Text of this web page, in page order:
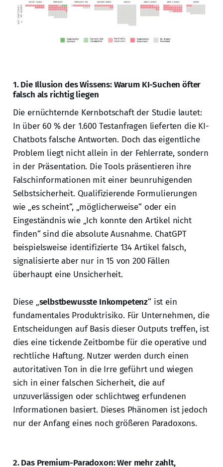
1. Die Illusion des Wissens: Warum KI-Suchen öfter
falsch als richtig liegen
Die ernüchternde Kernbotschaft der Studie lautet:
In über 60 % der 1.600 Testanfragen lieferten die KI-
Chatbots falsche Antworten. Doch das eigentliche
Problem liegt nicht allein in der Fehlerrate, sondern
in der Präsentation. Die Tools präsentieren ihre
Falschinformationen mit einer beunruhigenden
Selbstsicherheit. Qualifizierende Formulierungen
wie „es scheint“, „möglicherweise“ oder ein
Eingeständnis wie „Ich konnte den Artikel nicht
finden“ sind die absolute Ausnahme. ChatGPT
beispielsweise identifizierte 134 Artikel falsch,
signalisierte aber nur in 15 von 200 Fällen
überhaupt eine Unsicherheit.
Diese „selbstbewusste Inkompetenz“ ist ein
fundamentales Produktrisiko. Für Unternehmen, die
Entscheidungen auf Basis dieser Outputs treffen, ist
dies eine tickende Zeitbombe für die operative und
rechtliche Haftung. Nutzer werden durch einen
autoritativen Ton in die Irre geführt und wiegen
sich in einer falschen Sicherheit, die auf
unzuverlässigen oder schlichtweg erfundenen
Informationen basiert. Dieses Phänomen ist jedoch
nur der Anfang eines noch größeren Paradoxons.
2. Das Premium-Paradoxon: Wer mehr zahlt,